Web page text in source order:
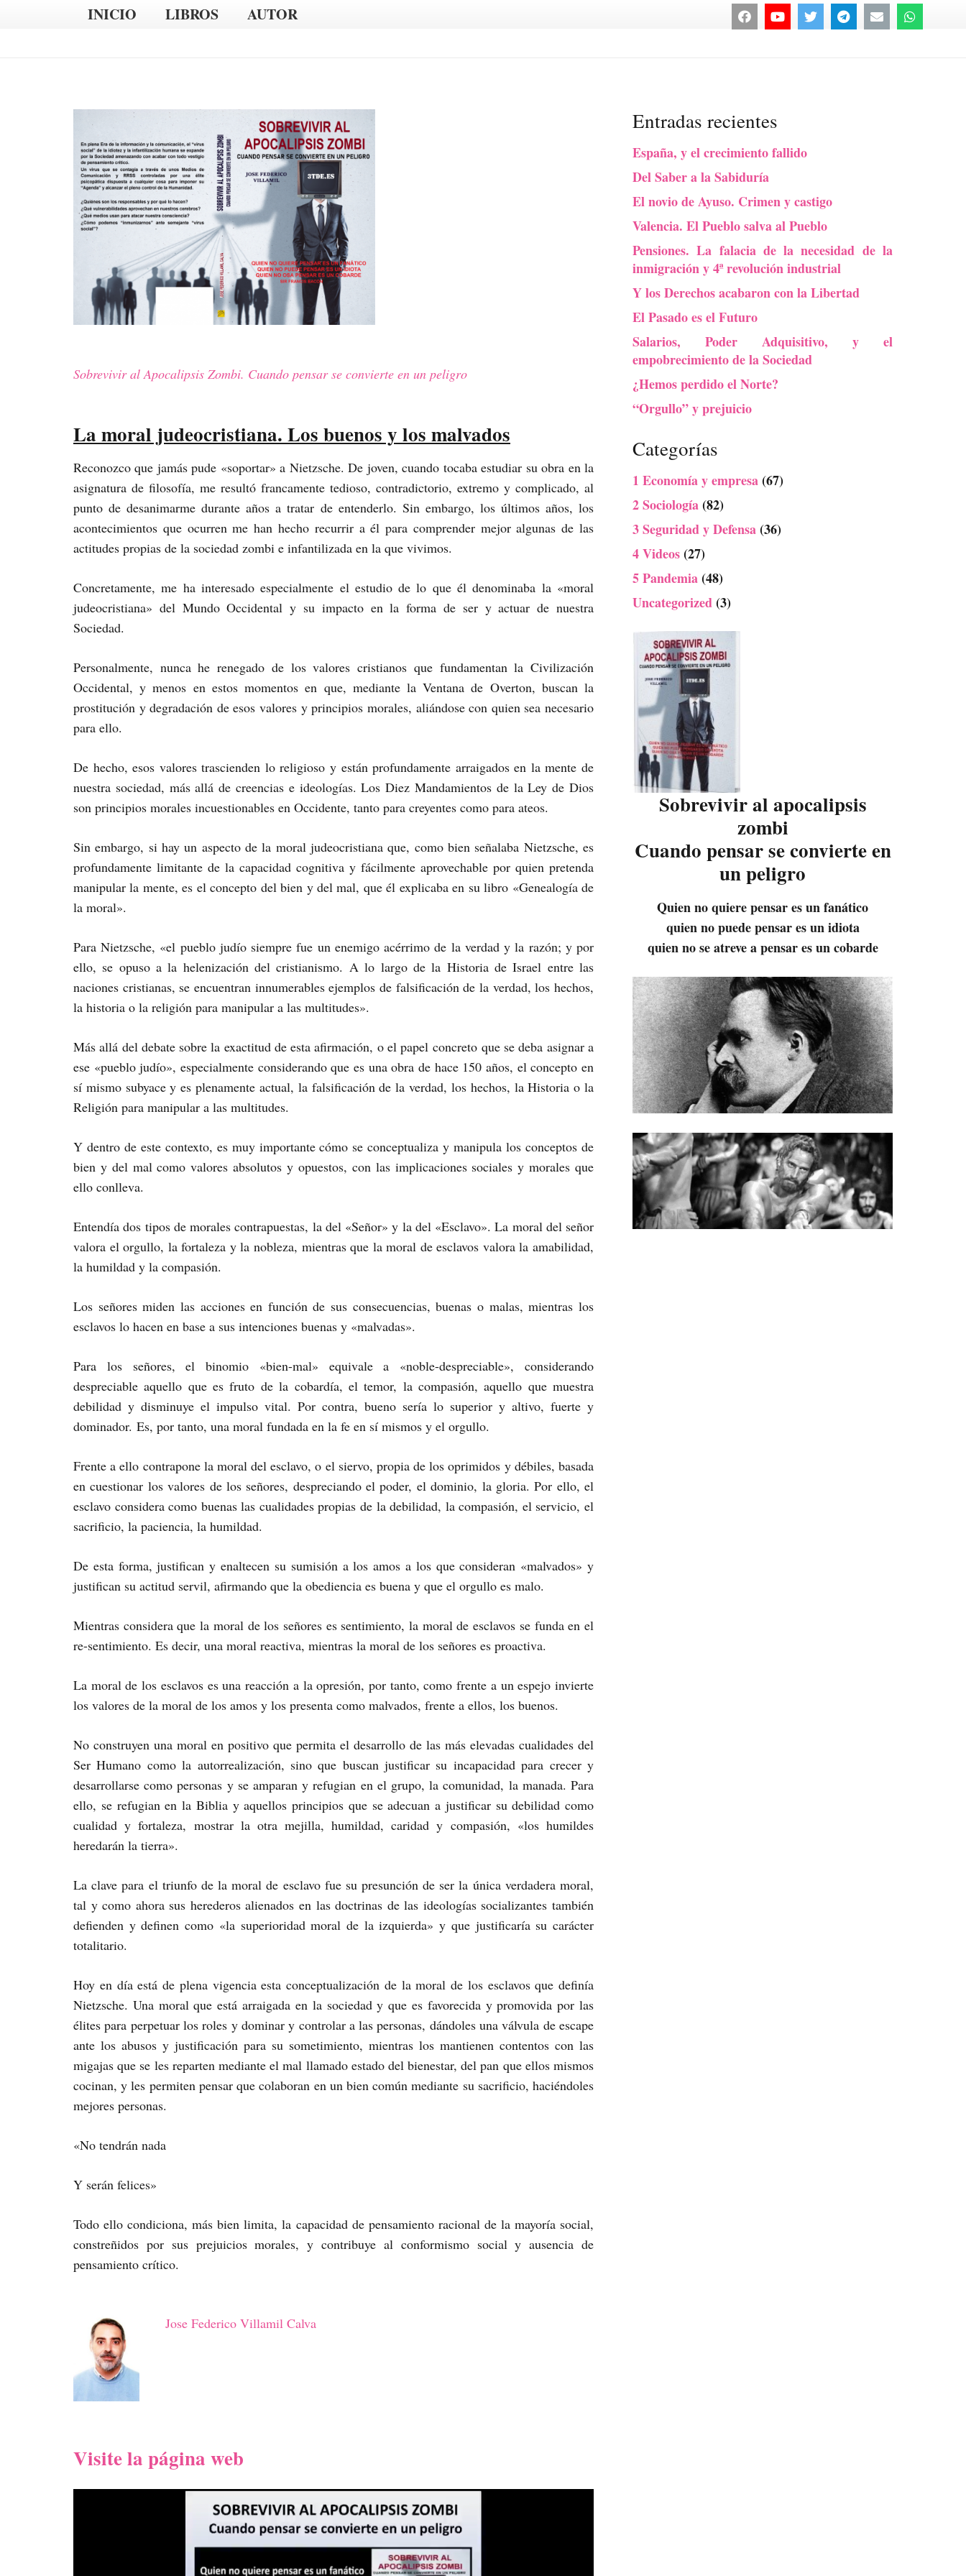
INICIO LIBROS AUTOR
Sobrevivir al Apocalipsis Zombi. Cuando pensar se convierte en un peligro
La moral judeocristiana. Los buenos y los malvados
Reconozco que jamás pude «soportar» a Nietzsche. De joven, cuando tocaba estudiar su obra en la
asignatura de filosofía, me resultó francamente tedioso, contradictorio, extremo y complicado, al
punto de desanimarme durante años a tratar de entenderlo. Sin embargo, los últimos años, los
acontecimientos que ocurren me han hecho recurrir a él para comprender mejor algunas de las
actitudes propias de la sociedad zombi e infantilizada en la que vivimos.
Concretamente, me ha interesado especialmente el estudio de lo que él denominaba la «moral
judeocristiana» del Mundo Occidental y su impacto en la forma de ser y actuar de nuestra
Sociedad.
Personalmente, nunca he renegado de los valores cristianos que fundamentan la Civilización
Occidental, y menos en estos momentos en que, mediante la Ventana de Overton, buscan la
prostitución y degradación de esos valores y principios morales, aliándose con quien sea necesario
para ello.
De hecho, esos valores trascienden lo religioso y están profundamente arraigados en la mente de
nuestra sociedad, más allá de creencias e ideologías. Los Diez Mandamientos de la Ley de Dios
son principios morales incuestionables en Occidente, tanto para creyentes como para ateos.
Sin embargo, si hay un aspecto de la moral judeocristiana que, como bien señalaba Nietzsche, es
profundamente limitante de la capacidad cognitiva y fácilmente aprovechable por quien pretenda
manipular la mente, es el concepto del bien y del mal, que él explicaba en su libro «Genealogía de
la moral».
Para Nietzsche, «el pueblo judío siempre fue un enemigo acérrimo de la verdad y la razón; y por
ello, se opuso a la helenización del cristianismo. A lo largo de la Historia de Israel entre las
naciones cristianas, se encuentran innumerables ejemplos de falsificación de la verdad, los hechos,
la historia o la religión para manipular a las multitudes».
Más allá del debate sobre la exactitud de esta afirmación, o el papel concreto que se deba asignar a
ese «pueblo judío», especialmente considerando que es una obra de hace 150 años, el concepto en
sí mismo subyace y es plenamente actual, la falsificación de la verdad, los hechos, la Historia o la
Religión para manipular a las multitudes.
Y dentro de este contexto, es muy importante cómo se conceptualiza y manipula los conceptos de
bien y del mal como valores absolutos y opuestos, con las implicaciones sociales y morales que
ello conlleva.
Entendía dos tipos de morales contrapuestas, la del «Señor» y la del «Esclavo». La moral del señor
valora el orgullo, la fortaleza y la nobleza, mientras que la moral de esclavos valora la amabilidad,
la humildad y la compasión.
Los señores miden las acciones en función de sus consecuencias, buenas o malas, mientras los
esclavos lo hacen en base a sus intenciones buenas y «malvadas».
Para los señores, el binomio «bien-mal» equivale a «noble-despreciable», considerando
despreciable aquello que es fruto de la cobardía, el temor, la compasión, aquello que muestra
debilidad y disminuye el impulso vital. Por contra, bueno sería lo superior y altivo, fuerte y
dominador. Es, por tanto, una moral fundada en la fe en sí mismos y el orgullo.
Frente a ello contrapone la moral del esclavo, o el siervo, propia de los oprimidos y débiles, basada
en cuestionar los valores de los señores, despreciando el poder, el dominio, la gloria. Por ello, el
esclavo considera como buenas las cualidades propias de la debilidad, la compasión, el servicio, el
sacrificio, la paciencia, la humildad.
De esta forma, justifican y enaltecen su sumisión a los amos a los que consideran «malvados» y
justifican su actitud servil, afirmando que la obediencia es buena y que el orgullo es malo.
Mientras considera que la moral de los señores es sentimiento, la moral de esclavos se funda en el
re-sentimiento. Es decir, una moral reactiva, mientras la moral de los señores es proactiva.
La moral de los esclavos es una reacción a la opresión, por tanto, como frente a un espejo invierte
los valores de la moral de los amos y los presenta como malvados, frente a ellos, los buenos.
No construyen una moral en positivo que permita el desarrollo de las más elevadas cualidades del
Ser Humano como la autorrealización, sino que buscan justificar su incapacidad para crecer y
desarrollarse como personas y se amparan y refugian en el grupo, la comunidad, la manada. Para
ello, se refugian en la Biblia y aquellos principios que se adecuan a justificar su debilidad como
cualidad y fortaleza, mostrar la otra mejilla, humildad, caridad y compasión, «los humildes
heredarán la tierra».
La clave para el triunfo de la moral de esclavo fue su presunción de ser la única verdadera moral,
tal y como ahora sus herederos alienados en las doctrinas de las ideologías socializantes también
defienden y definen como «la superioridad moral de la izquierda» y que justificaría su carácter
totalitario.
Hoy en día está de plena vigencia esta conceptualización de la moral de los esclavos que definía
Nietzsche. Una moral que está arraigada en la sociedad y que es favorecida y promovida por las
élites para perpetuar los roles y dominar y controlar a las personas, dándoles una válvula de escape
ante los abusos y justificación para su sometimiento, mientras los mantienen contentos con las
migajas que se les reparten mediante el mal llamado estado del bienestar, del pan que ellos mismos
cocinan, y les permiten pensar que colaboran en un bien común mediante su sacrificio, haciéndoles
mejores personas.
«No tendrán nada
Y serán felices»
Todo ello condiciona, más bien limita, la capacidad de pensamiento racional de la mayoría social,
constreñidos por sus prejuicios morales, y contribuye al conformismo social y ausencia de
pensamiento crítico.
Jose Federico Villamil Calva
Visite la página web
Entradas recientes
España, y el crecimiento fallido
Del Saber a la Sabiduría
El novio de Ayuso. Crimen y castigo
Valencia. El Pueblo salva al Pueblo
Pensiones. La falacia de la necesidad de la
inmigración y 4ª revolución industrial
Y los Derechos acabaron con la Libertad
El Pasado es el Futuro
Salarios, Poder Adquisitivo, y el
empobrecimiento de la Sociedad
¿Hemos perdido el Norte?
“Orgullo” y prejuicio
Categorías
1 Economía y empresa(67)
2 Sociología(82)
3 Seguridad y Defensa(36)
4 Videos(27)
5 Pandemia(48)
Uncategorized(3)
Sobrevivir al apocalipsis
zombi
Cuando pensar se convierte en
un peligro
Quien no quiere pensar es un fanático
quien no puede pensar es un idiota
quien no se atreve a pensar es un cobarde